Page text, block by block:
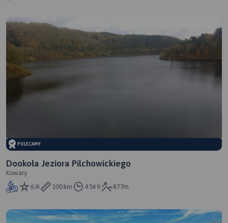
POLECAMY
Dookoła Jeziora Pilchowickiego
Kowary
6/6
100 km 4:56 h 877m